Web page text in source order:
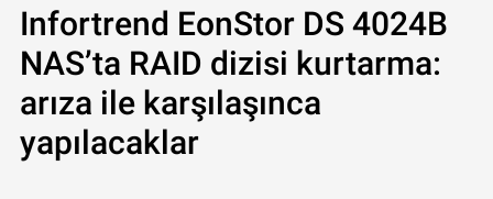
Infortrend EonStor DS 4024B
NAS’ta RAID dizisi kurtarma:
arıza ile karşılaşınca
yapılacaklar